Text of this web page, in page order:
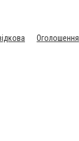
Оголошення